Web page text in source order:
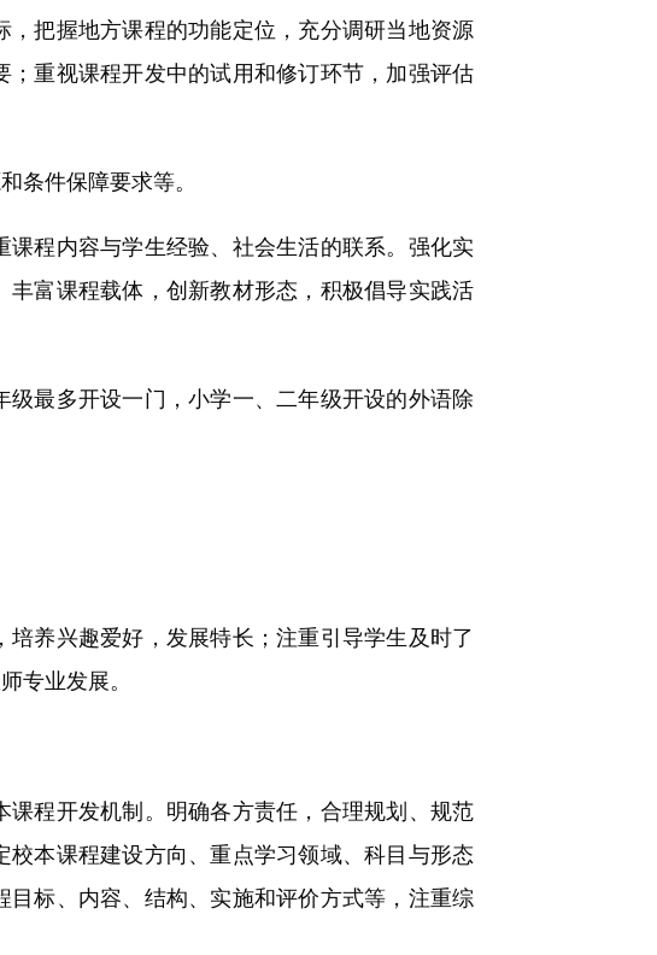
把握地方课程的功能定位，充分调研当地资源
重视课程开发中的试用和修订环节，加强评估
件保障要求等。
程内容与学生经验、社会生活的联系。强化实
富课程载体，创新教材形态，积极倡导实践活
最多开设一门，小学一、二年级开设的外语除
养兴趣爱好，发展特长；注重引导学生及时了
专业发展。
程开发机制。明确各方责任，合理规划、规范
本课程建设方向、重点学习领域、科目与形态
标、内容、结构、实施和评价方式等，注重综